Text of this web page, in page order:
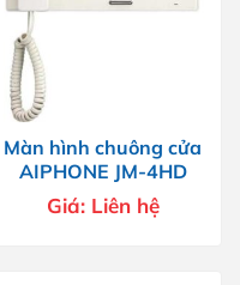
Màn hình chuông cửa
AIPHONE JM-4HD
Giá: Liên hệ